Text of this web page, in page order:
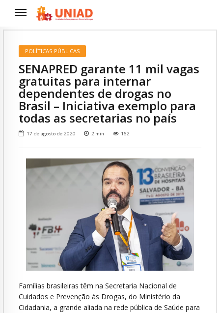
POLÍTICAS PÚBLICAS
SENAPRED garante 11 mil vagas
gratuitas para internar
dependentes de drogas no
Brasil – Iniciativa exemplo para
todas as secretarias no país
17 de agosto de 2020 2 min 162
Famílias brasileiras têm na Secretaria Nacional de
Cuidados e Prevenção às Drogas, do Ministério da
Cidadania, a grande aliada na rede pública de Saúde para